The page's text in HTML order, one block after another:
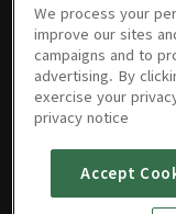
224회
11/23/2025 • 48분
223회
We process your
improve our sites
campaigns and to
advertising. By
exercise your
privacy notice
Accept